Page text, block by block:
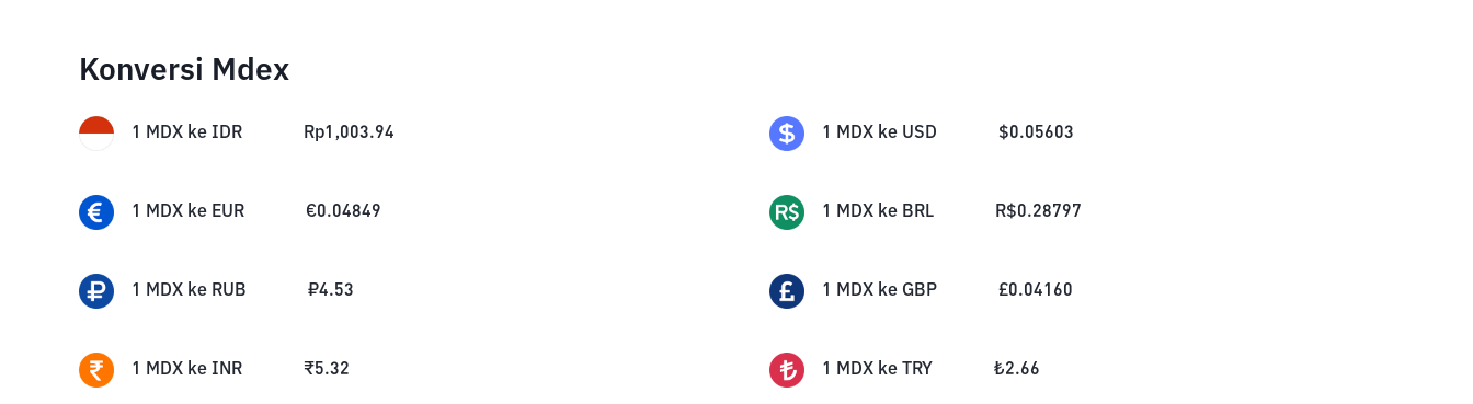
Konversi Mdex
1 MDX ke IDR Rp1,003.94 1 MDX ke USD $0.05603
1 MDX ke EUR €0.04849 1 MDX ke BRL R$0.28797
1 MDX ke RUB ₽4.53 1 MDX ke GBP £0.04160
1 MDX ke INR ₹5.32 1 MDX ke TRY ₺2.66